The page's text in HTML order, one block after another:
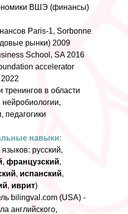
ВШЭ (финансы)
Paris-1, Sorbonne
рынки) 2009
School, SA 2016
accelerator
2022
тренингов в области
нейробиологии,
педагогики
навыки:
русский,
, французский,
, испанский,
, иврит)
bilingval.com (USA) -
английского,